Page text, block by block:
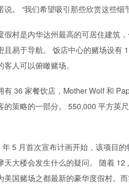
说。 “我们希望吸引那些欣赏这些细
假村是内华达州最高的可居住建筑
且易于导航。 饭店中心的赌场设有
客人可以俯瞰赌场。
有 36 家餐饮店，Mother Wolf 和
的策略的一部分。 550,000 平方英
年 5 月首次宣布计画开始，该项目
天大楼会发生什么的疑问。 随着
美国赌场之都最新的豪华度假村。